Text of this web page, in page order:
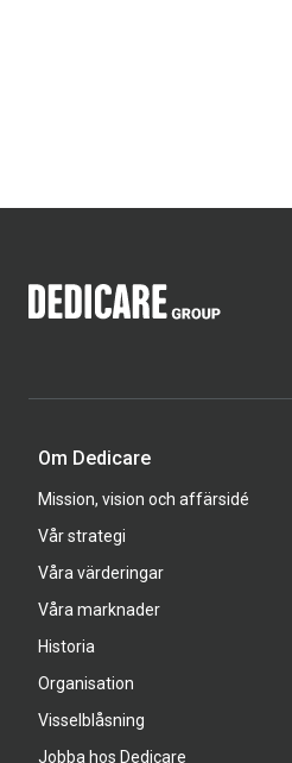
Om Dedicare
Mission, vision och affärsidé
Vår strategi
Våra värderingar
Våra marknader
Historia
Organisation
Visselblåsning
Jobba hos Dedicare